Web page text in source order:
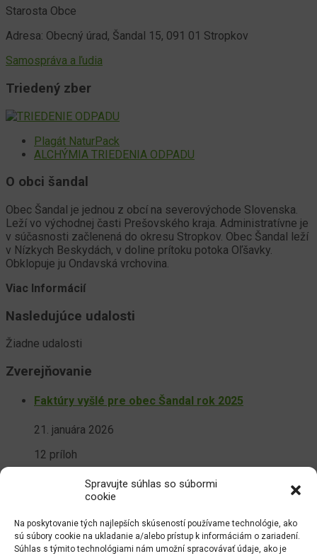
Spravujte súhlas so súbormi
cookie
Na poskytovanie tých najlepších skúseností používame technológie, ako
sú súbory cookie na ukladanie a/alebo prístup k informáciám o zariadení.
Súhlas s týmito technológiami nám umožní spracovávať údaje, ako je
Starosta Obce
Adresa: Obecný úrad, Šandal 15, 091 01 Stropkov
Samospráva a ľudia
Triedený zber
Plagát NaturPack
ALCHÝMIA TRIEDENIA ODPADU
O obci šandal
Obec Šandal je jednou z obcí na severovýchode Slovenska.
Leží vo východnej časti Prešovského kraja. Administratívne je
v súčasnosti začlenená do okresu Stropkov. Obec Šandal leží
v Nízkych Beskydách, v doline prítoku potoka Oľšavky.
Obklopuje ju Ondavská vrchovina.
Viac Informácií
Nasledujúce udalosti
Žiadne udalosti
Zverejňovanie
Faktúry vyšlé pre obec Šandal rok 2025
21. januára 2026
12 príloh
Zmluvy – obec Šandal rok 2026
21 príloh